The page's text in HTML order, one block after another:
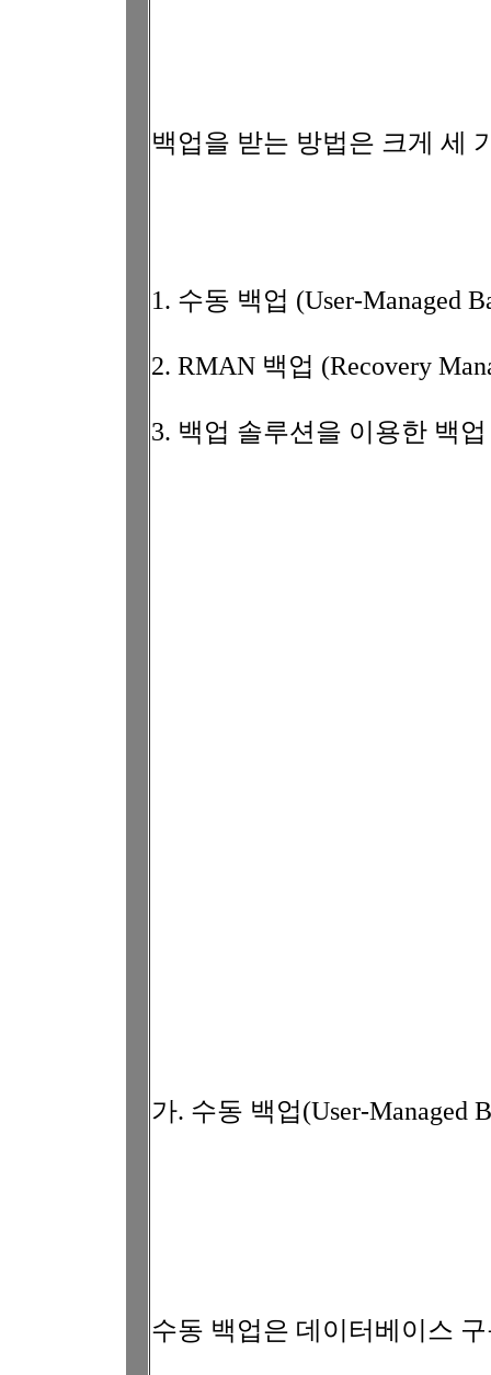
백업을 받는 방법은 크게 세
1. 수동 백업 (User-Managed
2. RMAN 백업 (Recovery
3. 백업 솔루션을 이용한 백
가. 수동 백업(User-Managed
수동 백업은 데이터베이스